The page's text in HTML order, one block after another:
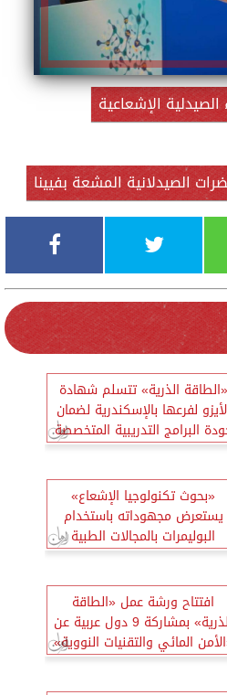
الإشعاعية
الصيدلانية المشعة بفيينا
«الطاقة الذرية» تتسلم شهادة
لفرعها بالإسكندرية لضمان
البرامج التدريبية المتخصصة
«بحوث تكنولوجيا الإشعاع»
يستعرض مجهوداته باستخدام
البوليمرات بالمجالات الطبية
والصناعية
افتتاح ورشة عمل «الطاقة
الذرية» بمشاركة 9 دول عربية عن
المائي والتقنيات النووية»